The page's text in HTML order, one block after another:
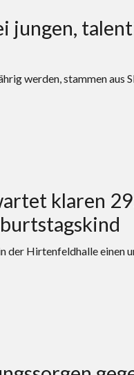
jungen,
werden, stammen aus
klaren
der Hirtenfeldhalle einen